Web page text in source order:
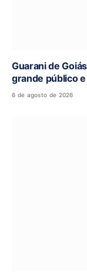
Guarani de
grande público
6 de agosto de 2026